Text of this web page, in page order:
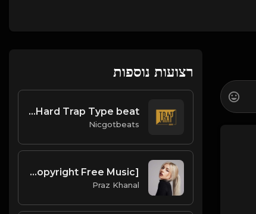
רצועות נוספות
Trap-A-Lot Hard Trap Type beat
Nicgotbeats
Saint | Ava Max Type Beat [Copyright Free Music]
Praz Khanal